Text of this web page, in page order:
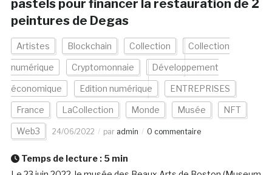
pastels pour financer la restauration de 2
peintures de Degas
Artistes Blockchain Collection Collection
numérique Cryptomonnaie Développement
économique Edition numérique ENTREPRISES
France LaCollection Monde Musée NFT
Web3 24/06/2022 par admin 0 commentaire
Temps de lecture : 5 min